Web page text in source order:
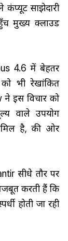
साझेदारी
मुख्य क्लाउड
4.6 में बेहतर
को भी रेखांकित
इस विचार को
वाले उपयोग
है, की ओर
सीधे तौर पर
करती हैं कि
होती जा रही